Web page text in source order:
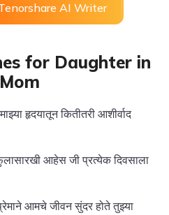
AI Writer
for Daughter in
हृदयातून कितीतरी आशीर्वाद
आहेस जी प्रत्येक दिवसाला
आमचे जीवन सुंदर होते तुझ्या